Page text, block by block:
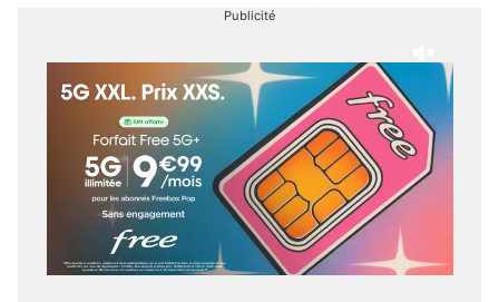
Publicité